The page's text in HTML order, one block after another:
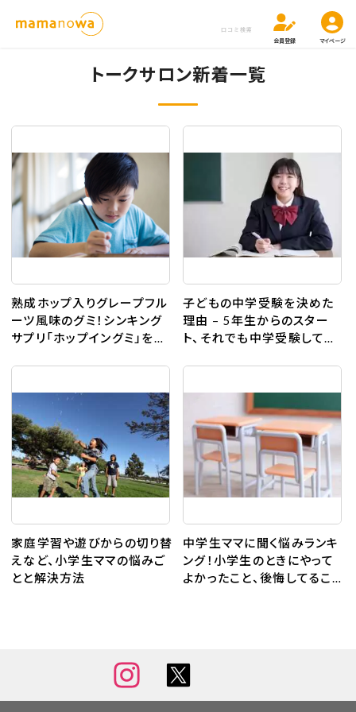
口コミ検索
会員登録
マイページ
トークサロン新着一覧
熟成ホップ入りグレープフル
ーツ風味のグミ！シンキング
サプリ「ホップイングミ」を試
子どもの中学受験を決めた
理由 – 5年生からのスター
ト、それでも中学受験して感
家庭学習や遊びからの切り替
えなど、小学生ママの悩みご
とと解決方法
中学生ママに聞く悩みランキ
ング！小学生のときにやって
よかったこと、後悔してるこ